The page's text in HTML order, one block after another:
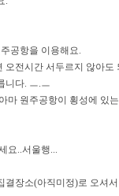
공항을 이용해요.
전시간 서두르지 않아도
니다. ㅡ.ㅡ
마 원주공항이 횡성에 있
요..서울행...
결장소(아직미정)로 오셔